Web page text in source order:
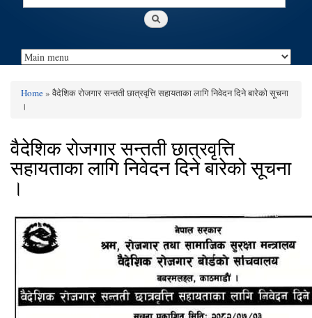
You are here
Home» वैदेशिक रोजगार सन्तती छात्रवृत्ति सहायताका लागि निवेदन दिने बारेको सूचना
।
वैदेशिक रोजगार सन्तती छात्रवृत्ति
सहायताका लागि निवेदन दिने बारेको सूचना
।